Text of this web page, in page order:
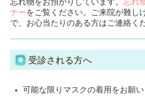
忘れ物をお預かりしています。 忘れ
ナーをご覧ください。ご来院が難し
で、お心当たりのある方はご連絡く
受診される方へ
可能な限りマスクの着用をお願い